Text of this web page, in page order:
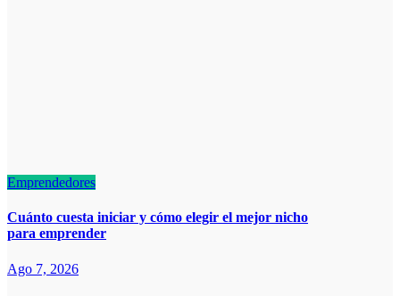
Emprendedores
Cuánto cuesta iniciar y cómo elegir el mejor nicho
para emprender
Ago 7, 2026